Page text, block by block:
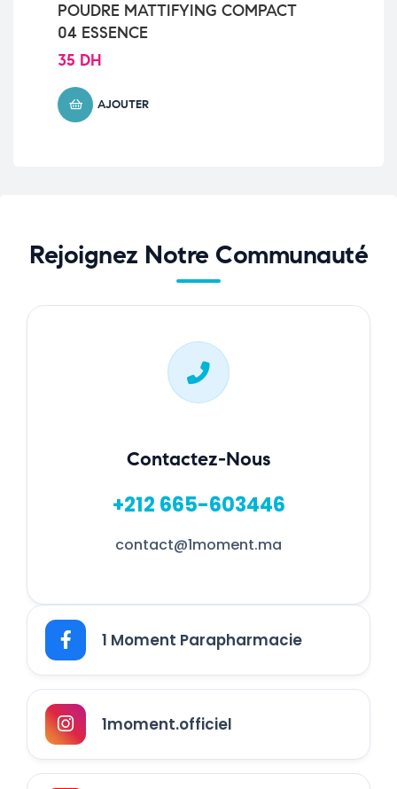
POUDRE MATTIFYING COMPACT
04 ESSENCE
35 DH
AJOUTER
Rejoignez Notre Communauté
Contactez-Nous
+212 665-603446
contact@1moment.ma
1 Moment Parapharmacie
1moment.officiel